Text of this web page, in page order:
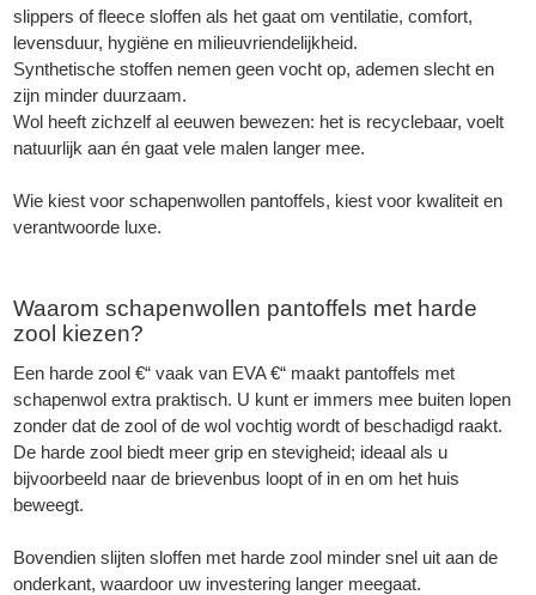
slippers of fleece sloffen als het gaat om ventilatie, comfort,
levensduur, hygiëne en milieuvriendelijkheid.
Synthetische stoffen nemen geen vocht op, ademen slecht en
zijn minder duurzaam.
Wol heeft zichzelf al eeuwen bewezen: het is recyclebaar, voelt
natuurlijk aan én gaat vele malen langer mee.
Wie kiest voor schapenwollen pantoffels, kiest voor kwaliteit en
verantwoorde luxe.
Waarom schapenwollen pantoffels met harde
zool kiezen?
Een harde zool €“ vaak van EVA €“ maakt pantoffels met
schapenwol extra praktisch. U kunt er immers mee buiten lopen
zonder dat de zool of de wol vochtig wordt of beschadigd raakt.
De harde zool biedt meer grip en stevigheid; ideaal als u
bijvoorbeeld naar de brievenbus loopt of in en om het huis
beweegt.
Bovendien slijten sloffen met harde zool minder snel uit aan de
onderkant, waardoor uw investering langer meegaat.